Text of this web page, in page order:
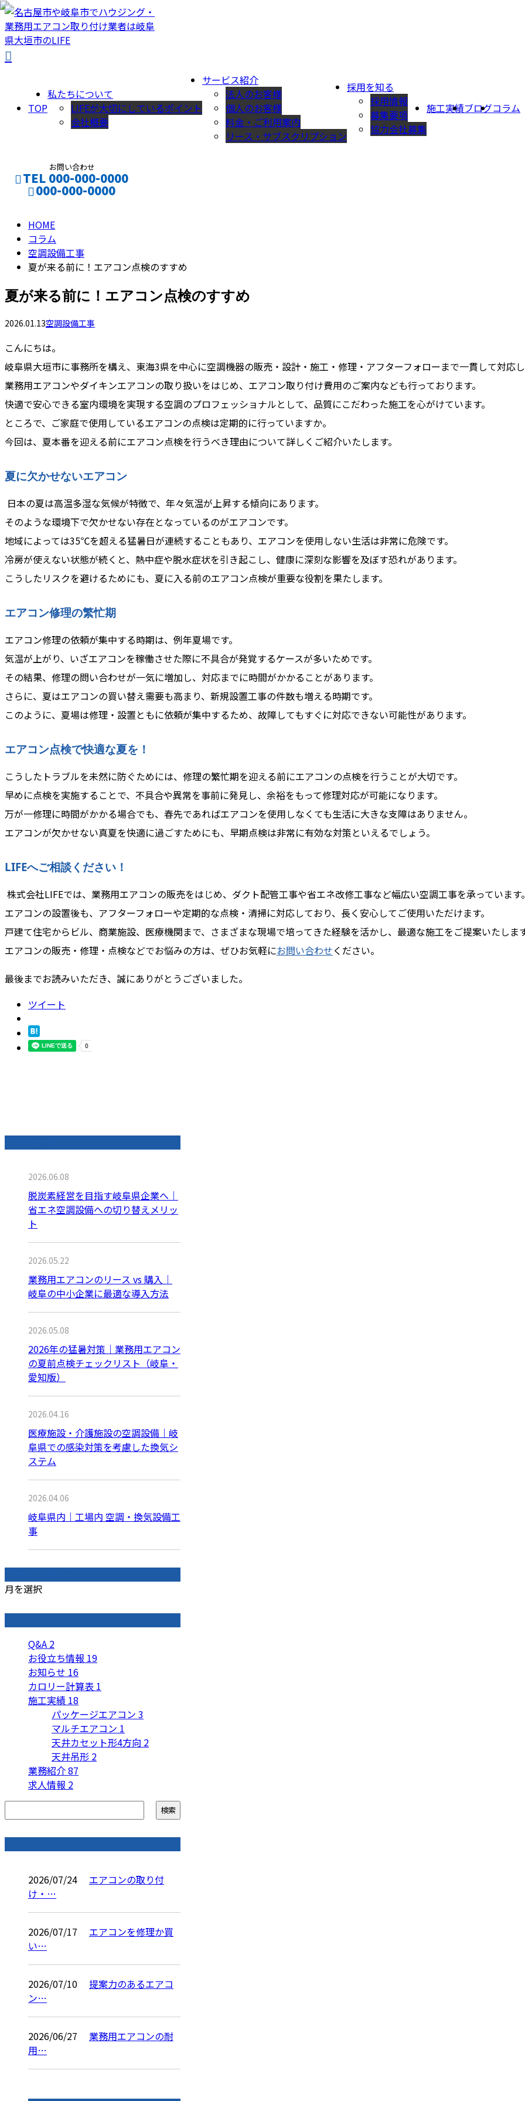
TOP
私たちについて
LIFEが大切にしているポイント
会社概要
サービス紹介
法人のお客様
個人のお客様
料金・ご利用案内
リース・サブスクリプション
採用を知る
採用情報
募集要項
協力会社募集
施工実績ブログコラム
お問い合わせ
TEL 000-000-0000
000-000-0000
ENTRY
CONTACT
コ
ム
column
HOME
コラム
空調設備工事
夏が来る前に！エアコン点検のすすめ
夏が来る前に！エアコン点検のすすめ
2026.01.13空調設備工事
こんにちは。
岐阜県大垣市に事務所を構え、東海3県を中心に空調機器の販売・設計・施工・修理・アフターフォローまで一貫して対応
業務用エアコンやダイキンエアコンの取り扱いをはじめ、エアコン取り付け費用のご案内なども行っております。
快適で安心できる室内環境を実現する空調のプロフェッショナルとして、品質にこだわった施工を心がけています。
ところで、ご家庭で使用しているエアコンの点検は定期的に行っていますか。
今回は、夏本番を迎える前にエアコン点検を行うべき理由について詳しくご紹介いたします。
夏に欠かせないエアコン
日本の夏は高温多湿な気候が特徴で、年々気温が上昇する傾向にあります。
そのような環境下で欠かせない存在となっているのがエアコンです。
地域によっては35℃を超える猛暑日が連続することもあり、エアコンを使用しない生活は非常に危険です。
冷房が使えない状態が続くと、熱中症や脱水症状を引き起こし、健康に深刻な影響を及ぼす恐れがあります。
こうしたリスクを避けるためにも、夏に入る前のエアコン点検が重要な役割を果たします。
エアコン修理の繁忙期
エアコン修理の依頼が集中する時期は、例年夏場です。
気温が上がり、いざエアコンを稼働させた際に不具合が発覚するケースが多いためです。
その結果、修理の問い合わせが一気に増加し、対応までに時間がかかることがあります。
さらに、夏はエアコンの買い替え需要も高まり、新規設置工事の件数も増える時期です。
このように、夏場は修理・設置ともに依頼が集中するため、故障してもすぐに対応できない可能性があります。
エアコン点検で快適な夏を！
こうしたトラブルを未然に防ぐためには、修理の繁忙期を迎える前にエアコンの点検を行うことが大切です。
早めに点検を実施することで、不具合や異常を事前に発見し、余裕をもって修理対応が可能になります。
万が一修理に時間がかかる場合でも、春先であればエアコンを使用しなくても生活に大きな支障はありません。
エアコンが欠かせない真夏を快適に過ごすためにも、早期点検は非常に有効な対策といえるでしょう。
LIFEへご相談ください！
株式会社LIFEでは、業務用エアコンの販売をはじめ、ダクト配管工事や省エネ改修工事など幅広い空調工事を承っています
エアコンの設置後も、アフターフォローや定期的な点検・清掃に対応しており、長く安心してご使用いただけます。
戸建て住宅からビル、商業施設、医療機関まで、さまざまな現場で培ってきた経験を活かし、最適な施工をご提案いたしま
エアコンの販売・修理・点検などでお悩みの方は、ぜひお気軽にお問い合わせください。
最後までお読みいただき、誠にありがとうございました。
ツイート
2026.06.08
脱炭素経営を目指す岐阜県企業へ｜
省エネ空調設備への切り替えメリッ
ト
2026.05.22
業務用エアコンのリース vs 購入｜
岐阜の中小企業に最適な導入方法
2026.05.08
2026年の猛暑対策｜業務用エアコン
の夏前点検チェックリスト（岐阜・
愛知版）
2026.04.16
医療施設・介護施設の空調設備｜岐
阜県での感染対策を考慮した換気シ
ステム
2026.04.06
岐阜県内｜工場内 空調・換気設備工
事
月を選択
Q&A 2
お役立ち情報 19
お知らせ 16
カロリー計算表 1
施工実績 18
パッケージエアコン 3
マルチエアコン 1
天井カセット形4方向 2
天井吊形 2
業務紹介87
求人情報 2
2026/07/24
エアコンの取り付
け・…
2026/07/17
エアコンを修理か買
い…
2026/07/10
提案力のあるエアコ
ン…
2026/06/27
業務用エアコンの耐
用…